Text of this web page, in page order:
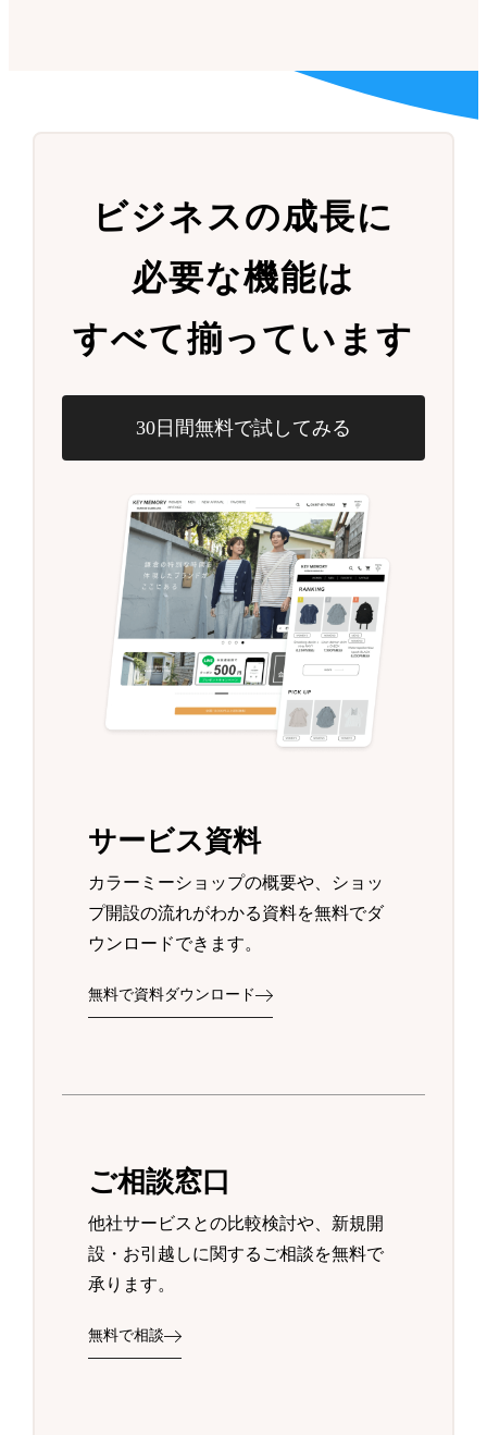
ビジネスの成長に
必要な機能は
すべて揃っています
30日間無料で試してみる
サービス資料
カラーミーショップの概要や、ショッ
プ開設の流れがわかる資料を無料でダ
ウンロードできます。
無料で資料ダウンロード
ご相談窓口
他社サービスとの比較検討や、新規開
設・お引越しに関するご相談を無料で
承ります。
無料で相談